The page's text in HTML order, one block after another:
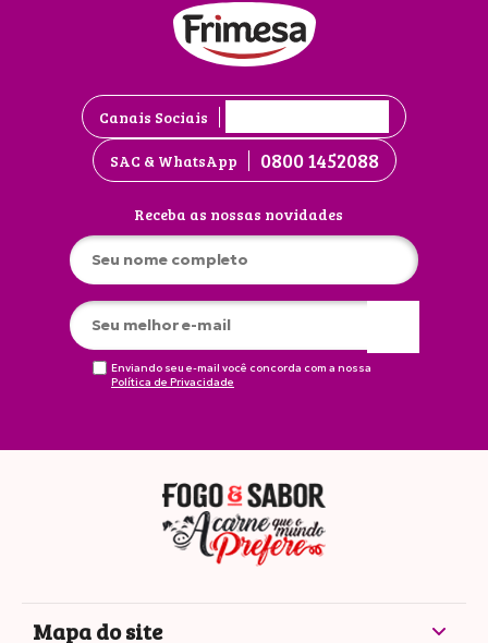
Canais Sociais
SAC & WhatsApp 0800 1452088
Receba as nossas novidades
Enviando seu e-mail você concorda com a nossa
Política de Privacidade
Mapa do site